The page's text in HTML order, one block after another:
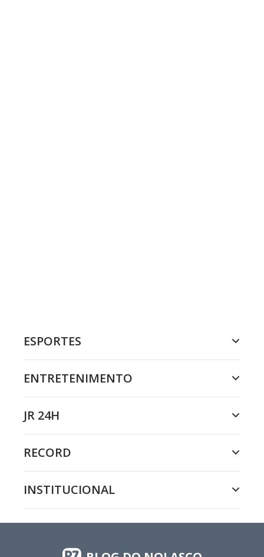
ESPORTES
ENTRETENIMENTO
JR 24H
RECORD
INSTITUCIONAL